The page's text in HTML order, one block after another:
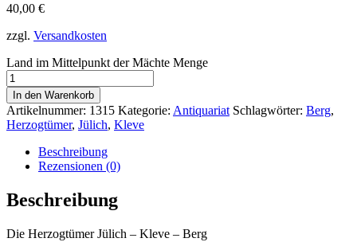
40,00 €
zzgl. Versandkosten
Land im Mittelpunkt der Mächte Menge
In den Warenkorb
Artikelnummer: 1315 Kategorie: Antiquariat Schlagwörter: Berg,
Herzogtümer, Jülich, Kleve
Beschreibung
Rezensionen (0)
Beschreibung
Die Herzogtümer Jülich – Kleve – Berg